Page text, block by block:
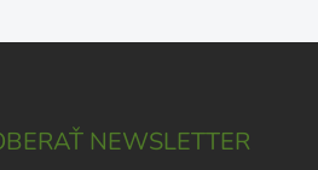
NEWSLETTER